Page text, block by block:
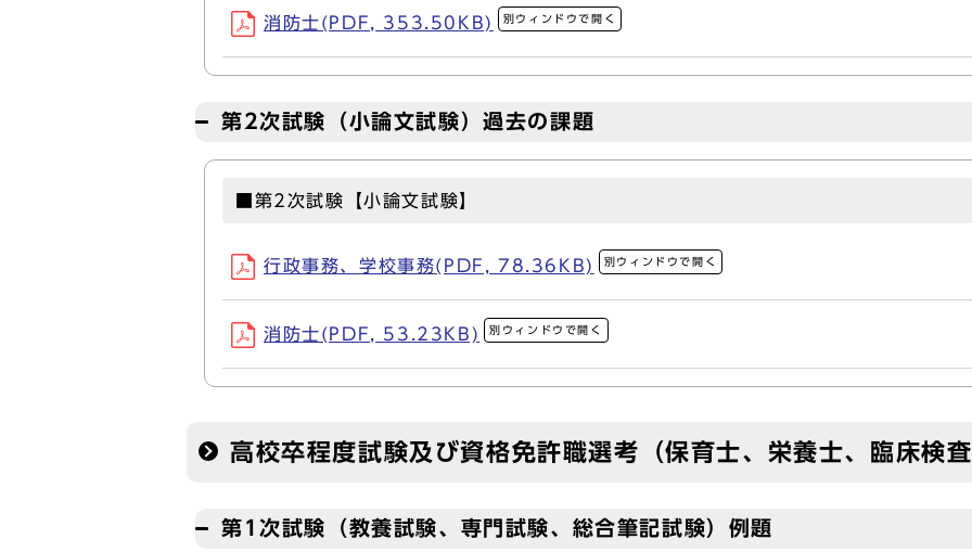
消防士(PDF, 353.50KB) 別ウィンドウで開く
第2次試験（小論文試験）過去の課題
■第2次試験【小論文試験】
行政事務、学校事務(PDF, 78.36KB) 別ウィンドウで開く
消防士(PDF, 53.23KB) 別ウィンドウで開く
高校卒程度試験及び資格免許職選考（保育士、栄養士、臨床検
第1次試験（教養試験、専門試験、総合筆記試験）例題